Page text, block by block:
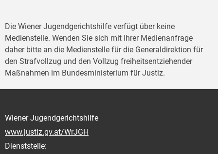
Die Wiener Jugendgerichtshilfe verfügt über keine
Medienstelle. Wenden Sie sich mit Ihrer Medienanfrage
daher bitte an die Medienstelle für die Generaldirektion für
den Strafvollzug und den Vollzug freiheitsentziehender
Maßnahmen im Bundesministerium für Justiz.
Wiener Jugendgerichtshilfe
www.justiz.gv.at/WrJGH
Dienststelle: